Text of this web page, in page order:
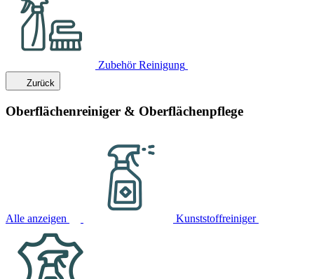
Zubehör Reinigung
Zurück
Oberflächenreiniger & Oberflächenpflege
Alle anzeigen Kunststoffreiniger